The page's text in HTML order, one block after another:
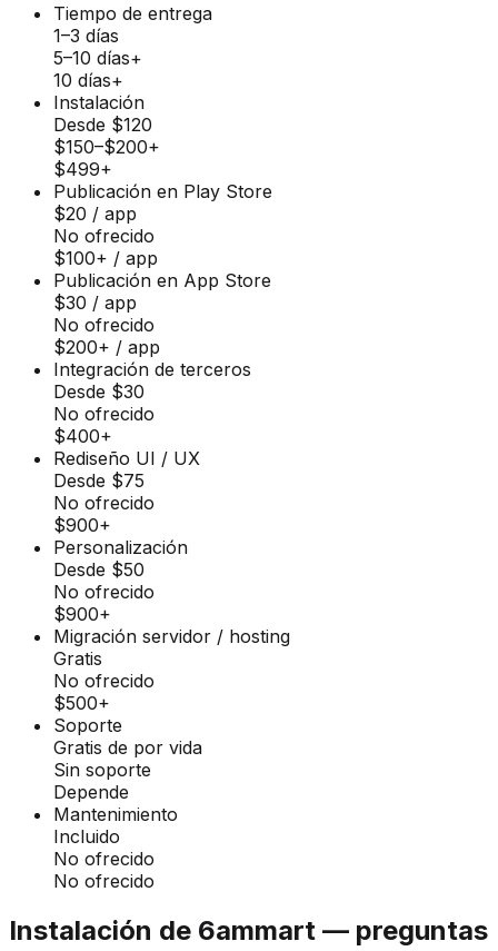
Tiempo de entrega
1–3 días
5–10 días+
10 días+
Instalación
Desde $120
$150–$200+
$499+
Publicación en Play Store
$20 / app
No ofrecido
$100+ / app
Publicación en App Store
$30 / app
No ofrecido
$200+ / app
Integración de terceros
Desde $30
No ofrecido
$400+
Rediseño UI / UX
Desde $75
No ofrecido
$900+
Personalización
Desde $50
No ofrecido
$900+
Migración servidor / hosting
Gratis
No ofrecido
$500+
Soporte
Gratis de por vida
Sin soporte
Depende
Mantenimiento
Incluido
No ofrecido
No ofrecido
Instalación de 6ammart — preguntas